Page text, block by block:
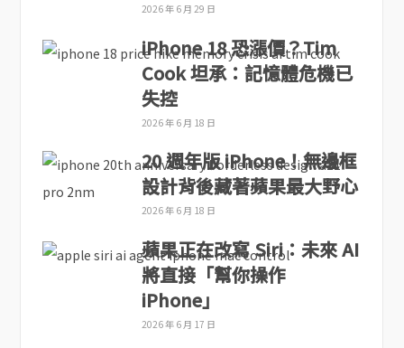
2026 年 6 月 29 日
iPhone 18 恐漲價？Tim
Cook 坦承：記憶體危機已
失控
2026 年 6 月 18 日
20 週年版 iPhone！無邊框
設計背後藏著蘋果最大野心
2026 年 6 月 18 日
蘋果正在改寫 Siri：未來 AI
將直接「幫你操作
iPhone」
2026 年 6 月 17 日